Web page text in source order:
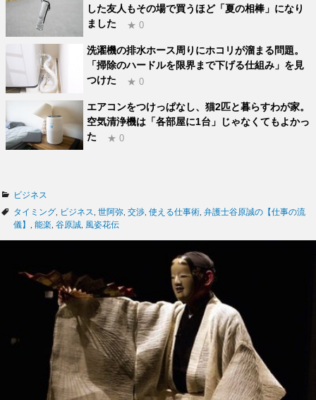
した友人もその場で買うほど「夏の相棒」になり
ました
★ 0
洗濯機の排水ホース周りにホコリが溜まる問題。
「掃除のハードルを限界まで下げる仕組み」を見
つけた
★ 0
エアコンをつけっぱなし、猫2匹と暮らすわが家。
空気清浄機は「各部屋に1台」じゃなくてもよかっ
た
★ 0
カ
テ
ゴ
ビジネス
タ
グ
タイミング ビジネス 世阿弥 交渉 使える仕事術 弁護士谷原誠の【仕事の流
儀】
能楽 谷原誠 風姿花伝